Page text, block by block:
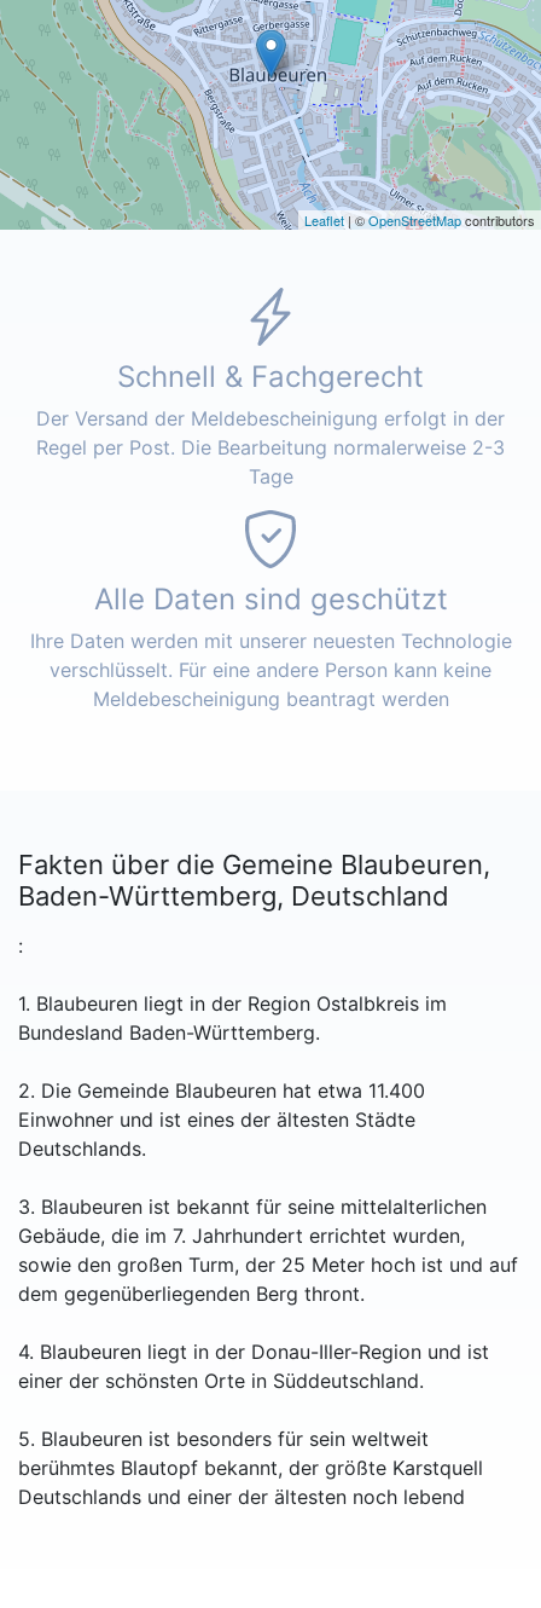
Leaflet | ©OpenStreetMapcontributors
Schnell & Fachgerecht
Der Versand der Meldebescheinigung erfolgt in der
Regel per Post. Die Bearbeitung normalerweise 2-3
Tage
Alle Daten sind geschützt
Ihre Daten werden mit unserer neuesten Technologie
verschlüsselt. Für eine andere Person kann keine
Meldebescheinigung beantragt werden
Fakten über die Gemeine Blaubeuren,
Baden-Württemberg, Deutschland
:
1. Blaubeuren liegt in der Region Ostalbkreis im
Bundesland Baden-Württemberg.
2. Die Gemeinde Blaubeuren hat etwa 11.400
Einwohner und ist eines der ältesten Städte
Deutschlands.
3. Blaubeuren ist bekannt für seine mittelalterlichen
Gebäude, die im 7. Jahrhundert errichtet wurden,
sowie den großen Turm, der 25 Meter hoch ist und auf
dem gegenüberliegenden Berg thront.
4. Blaubeuren liegt in der Donau-Iller-Region und ist
einer der schönsten Orte in Süddeutschland.
5. Blaubeuren ist besonders für sein weltweit
berühmtes Blautopf bekannt, der größte Karstquell
Deutschlands und einer der ältesten noch lebend